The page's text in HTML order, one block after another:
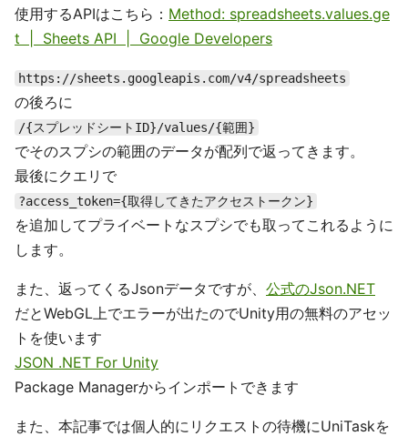
使用するAPIはこちら： Method: spreadsheets.values.ge
t | Sheets API | Google Developers
https://sheets.googleapis.com/v4/spreadsheets
の後ろに
/{スプレッドシートID}/values/{範囲}
でそのスプシの範囲のデータが配列で返ってきます。
最後にクエリで
?access_token={取得してきたアクセストークン}
を追加してプライベートなスプシでも取ってこれるように
します。
また、返ってくるJsonデータですが、 公式のJson.NET
だとWebGL上でエラーが出たのでUnity用の無料のアセッ
トを使います
JSON .NET For Unity
Package Managerからインポートできます
また、本記事では個人的にリクエストの待機にUniTaskを